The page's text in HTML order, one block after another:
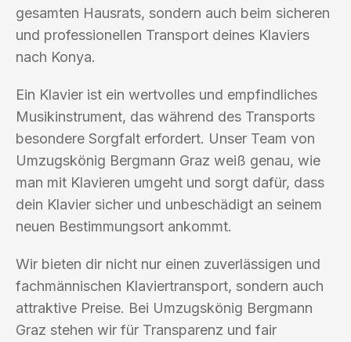
gesamten Hausrats, sondern auch beim sicheren
und professionellen Transport deines Klaviers
nach Konya.
Ein Klavier ist ein wertvolles und empfindliches
Musikinstrument, das während des Transports
besondere Sorgfalt erfordert. Unser Team von
Umzugskönig Bergmann Graz weiß genau, wie
man mit Klavieren umgeht und sorgt dafür, dass
dein Klavier sicher und unbeschädigt an seinem
neuen Bestimmungsort ankommt.
Wir bieten dir nicht nur einen zuverlässigen und
fachmännischen Klaviertransport, sondern auch
attraktive Preise. Bei Umzugskönig Bergmann
Graz stehen wir für Transparenz und fair